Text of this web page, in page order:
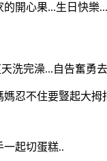
開心果...生日快樂...
洗完澡...自告奮勇
媽忍不住要豎起大拇
一起切蛋糕..